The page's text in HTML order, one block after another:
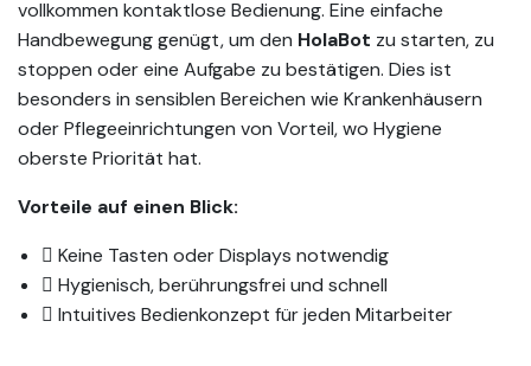
vollkommen kontaktlose Bedienung. Eine einfache
Handbewegung genügt, um den HolaBot zu starten, zu
stoppen oder eine Aufgabe zu bestätigen. Dies ist
besonders in sensiblen Bereichen wie Krankenhäusern
oder Pflegeeinrichtungen von Vorteil, wo Hygiene
oberste Priorität hat.
Vorteile auf einen Blick:
Keine Tasten oder Displays notwendig
Hygienisch, berührungsfrei und schnell
Intuitives Bedienkonzept für jeden Mitarbeiter